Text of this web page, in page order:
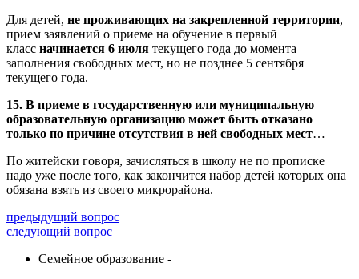
Для детей, не проживающих на закрепленной территории,
прием заявлений о приеме на обучение в первый
класс начинается 6 июля текущего года до момента
заполнения свободных мест, но не позднее 5 сентября
текущего года.
15. В приеме в государственную или муниципальную
образовательную организацию может быть отказано
только по причине отсутствия в ней свободных мест…
По житейски говоря, зачисляться в школу не по прописке
надо уже после того, как закончится набор детей которых она
обязана взять из своего микрорайона.
предыдущий вопрос
следующий вопрос
Семейное образование -